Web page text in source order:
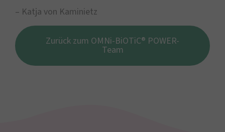
– Katja von Kaminietz
Zurück zum OMNi-BiOTiC® POWER-
Team